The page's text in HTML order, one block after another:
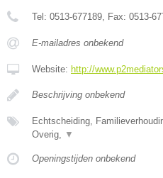
Tel: 0513-677189 , Fax: 0513-
E-mailadres onbekend
Website: http://
Beschrijving onbekend
Echtscheiding,
Overig,
▼
Openingstijden onbekend